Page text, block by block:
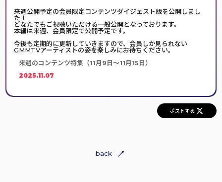
来週公開予定の会員限定コンテンツダイジェスト版を公開しまし
た！
どなたでもご視聴いただける一般公開となっております。
本編は来週、会員限定で公開予定です。
今後も定期的に更新していきますので、会員しか見られない
GMMTVアーティストの姿を楽しみにお待ちください。
来週のコンテンツ特集（11月9日〜11月15日）
2025.11.07
ポストする
back